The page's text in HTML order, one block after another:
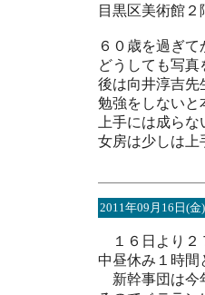
目黒区美術館
６０歳を過ぎて
どうしても写
後は向井淳吉先
勉強をしないと
上手には成ら
女房は少しは上
2011年09月16日(金)
１６日より２
中昼休み１時間
新幹事団は今